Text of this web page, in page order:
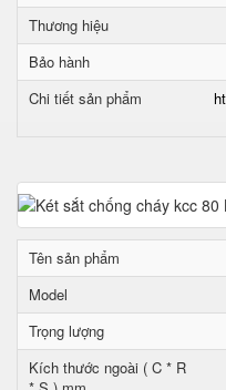
Thương hiệu
Bảo hành
Chi tiết sản phẩm
Tên sản phẩm
Model
Trọng lượng
Kích thước ngoài ( C * R